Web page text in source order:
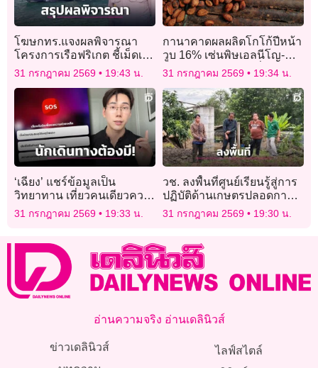
โฆษกทร.แจงผลพิจารณา
โครงการเรือฟริเกต ชี้เม็ดเงิน
ลงทุนในไทย 7,000 ล้าน
31 กรกฎาคม 2569 19:43 น.
กานาคาดผลผลิตโกโก้ปีหน้า
วูบ 16% เซ่นพิษเอลนีโญ-
โรคระบาด-เหมืองเถื่อน
31 กรกฎาคม 2569 19:34 น.
‘เฉียง’ แชร์ข้อมูลเป็น
วิทยาทาน เที่ยวคนเดียวควร
รู้ โหลดแอปช่วยเหลือยาม
31 กรกฎาคม 2569 19:33 น.
วช. ลงพื้นที่ศูนย์เรียนรู้สู่การ
ปฏิบัติด้านเกษตรปลอดการ
เผาณ จ.น่าน
31 กรกฎาคม 2569 19:30 น.
อ่านความจริง อ่านเดลินิวส์
ข่าวเดลินิวส์
ไลฟ์สไตล์